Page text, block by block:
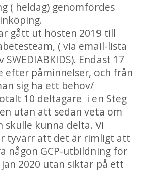
( heldag) genomfördes
gått ut hösten 2019 till
( via email-lista
Endast 17
efter påminnelser, och från
sig ha ett behov/
10 deltagare i en Steg
utan att sedan veta om
skulle kunna delta. Vi
tyvärr att det är rimligt att
någon GCP-utbildning för
2020 utan siktar på ett